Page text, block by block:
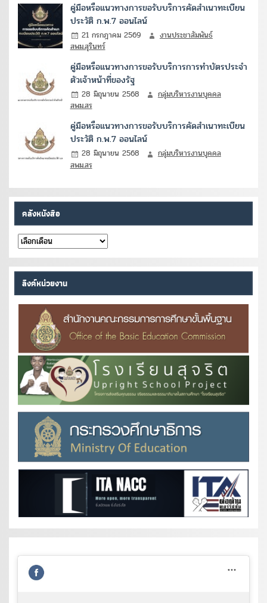
คู่มือหรือแนวทางการขอรับบริการคัดสำเนาทะเบียน
ประวัติ ก.พ.7 ออนไลน์
21 กรกฎาคม 2569
งานประชาสัมพันธ์
สพม.สุรินทร์
คู่มือหรือแนวทางการขอรับบริการการทำบัตรประจำ
ตัวเจ้าหน้าที่ของรัฐ
28 มิถุนายน 2568
กลุ่มบริหารงานบุคคล
สพม.สร
คู่มือหรือแนวทางการขอรับบริการคัดสำเนาทะเบียน
ประวัติ ก.พ.7 ออนไลน์
28 มิถุนายน 2568
กลุ่มบริหารงานบุคคล
สพม.สร
คลังหนังสือ
คลัง
หนังสือ
ลิงค์หน่วยงาน